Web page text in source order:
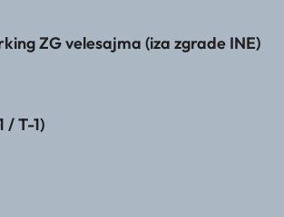
ZG velesajma (iza zgrade INE)
/ T-1)